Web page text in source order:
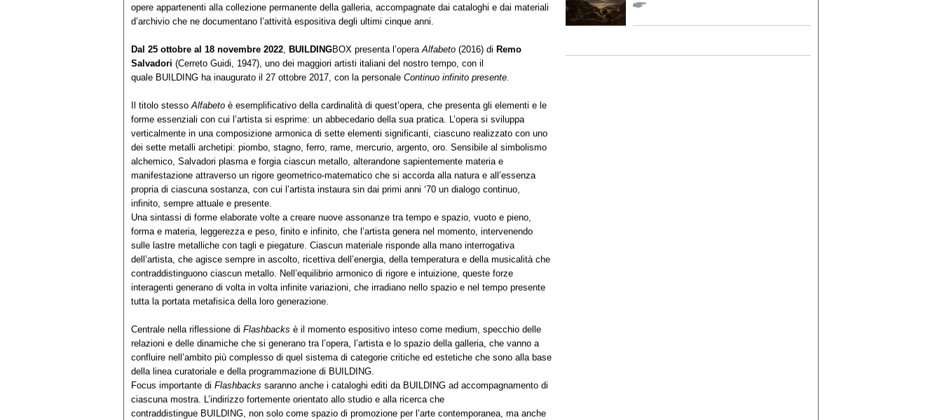
opere appartenenti alla collezione permanente della galleria, accompagnate dai cataloghi e dai materiali
d’archivio che ne documentano l’attività espositiva degli ultimi cinque anni.
Dal 25 ottobre al 18 novembre 2022, BUILDINGBOX presenta l’operaAlfabeto (2016) di Remo
Salvadori (Cerreto Guidi, 1947), uno dei maggiori artisti italiani del nostro tempo, con il
quale BUILDING ha inaugurato il 27 ottobre 2017, con la personale Continuo infinito presente.
Il titolo stessoAlfabeto è esemplificativo della cardinalità di quest’opera, che presenta gli elementi e le
forme essenziali con cui l’artista si esprime: un abbecedario della sua pratica. L’opera si sviluppa
verticalmente in una composizione armonica di sette elementi significanti, ciascuno realizzato con uno
dei sette metalli archetipi: piombo, stagno, ferro, rame, mercurio, argento, oro. Sensibile al simbolismo
alchemico, Salvadori plasma e forgia ciascun metallo, alterandone sapientemente materia e
manifestazione attraverso un rigore geometrico-matematico che si accorda alla natura e all’essenza
propria di ciascuna sostanza, con cui l’artista instaura sin dai primi anni ‘70 un dialogo continuo,
infinito, sempre attuale e presente.
Una sintassi di forme elaborate volte a creare nuove assonanze tra tempo e spazio, vuoto e pieno,
forma e materia, leggerezza e peso, finito e infinito, che l’artista genera nel momento, intervenendo
sulle lastre metalliche con tagli e piegature. Ciascun materiale risponde alla mano interrogativa
dell’artista, che agisce sempre in ascolto, ricettiva dell’energia, della temperatura e della musicalità che
contraddistinguono ciascun metallo. Nell’equilibrio armonico di rigore e intuizione, queste forze
interagenti generano di volta in volta infinite variazioni, che irradiano nello spazio e nel tempo presente
tutta la portata metafisica della loro generazione.
Centrale nella riflessione di Flashbacks è il momento espositivo inteso come medium, specchio delle
relazioni e delle dinamiche che si generano tra l’opera, l’artista e lo spazio della galleria, che vanno a
confluire nell’ambito più complesso di quel sistema di categorie critiche ed estetiche che sono alla base
della linea curatoriale e della programmazione di BUILDING.
Focus importante di Flashbacks saranno anche i cataloghi editi da BUILDING ad accompagnamento di
ciascuna mostra. L’indirizzo fortemente orientato allo studio e alla ricerca che
contraddistingue BUILDING, non solo come spazio di promozione per l’arte contemporanea, ma anche